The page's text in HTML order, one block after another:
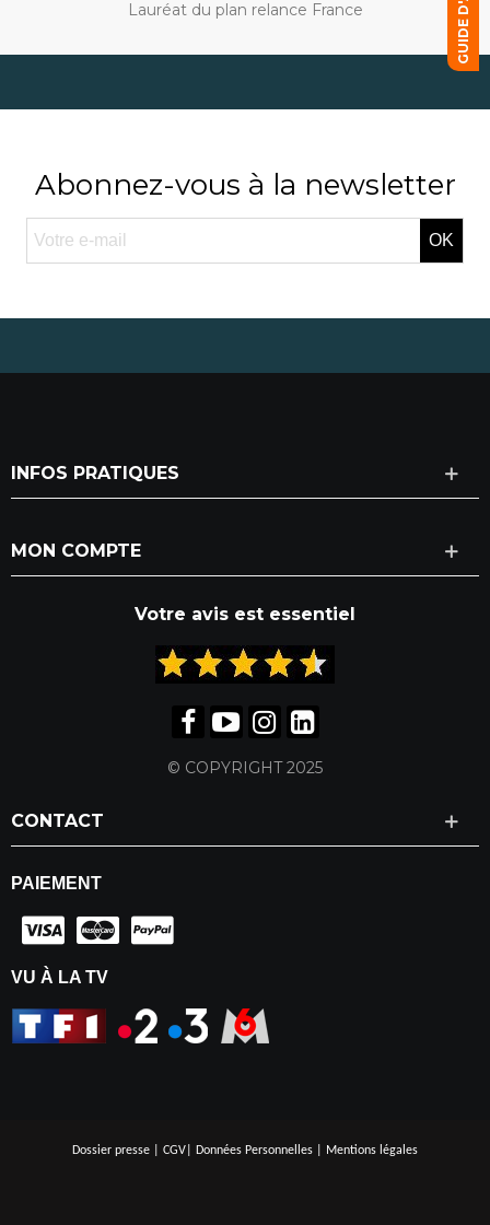
Lauréat du plan relance France
Abonnez-vous à la newsletter
OK
INFOS PRATIQUES
MON COMPTE
Votre avis est essentiel
© COPYRIGHT 2025
CONTACT
PAIEMENT
VU À LA TV
Dossier presse CGV Données Personnelles Mentions légales